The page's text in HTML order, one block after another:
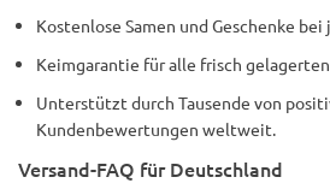
Kostenlose Samen und Geschenke
Keimgarantie für alle frisch gelagerten
Unterstützt durch Tausende von
Kundenbewertungen weltweit.
Versand-FAQ für Deutschland